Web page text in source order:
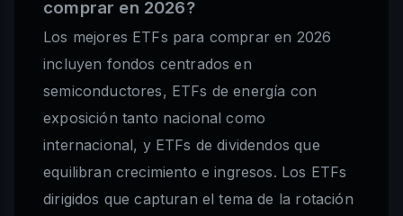
comprar en 2026?
Los mejores ETFs para comprar en 2026
incluyen fondos centrados en
semiconductores, ETFs de energía con
exposición tanto nacional como
internacional, y ETFs de dividendos que
equilibran crecimiento e ingresos. Los ETFs
dirigidos que capturan el tema de la rotación